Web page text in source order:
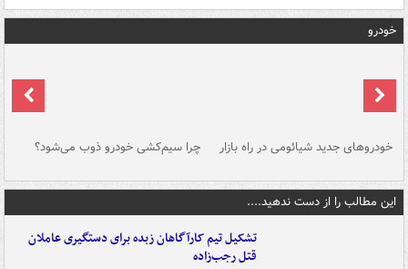
خودرو
خودروهای جدید شیائومی در راه بازار چرا سیم‌کشی خودرو ذوب می‌شود؟
این مطالب را از دست ندهید....
تشکیل تیم کارآگاهان زبده برای دستگیری عاملان
قتل رجب‌زاده